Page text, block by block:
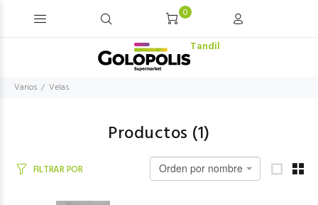
0
Tandil
Varios Velas
Productos (1)
FILTRAR POR Orden por nombre